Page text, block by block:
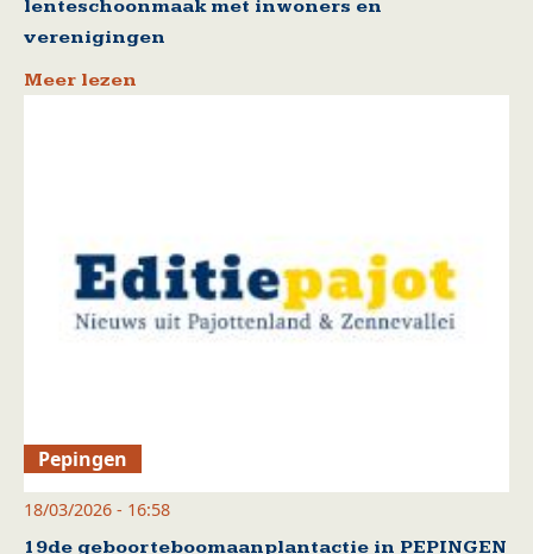
lenteschoonmaak met inwoners en
verenigingen
Meer lezen
Pepingen
18/03/2026 - 16:58
19de geboorteboomaanplantactie in PEPINGEN